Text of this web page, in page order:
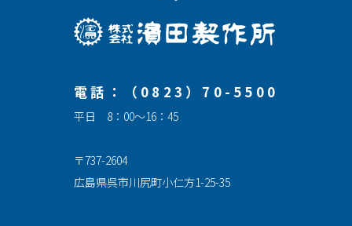
電話：（0823）70-5500
平日 8：00～16：45
〒737-2604
広島県呉市川尻町小仁方1-25-35